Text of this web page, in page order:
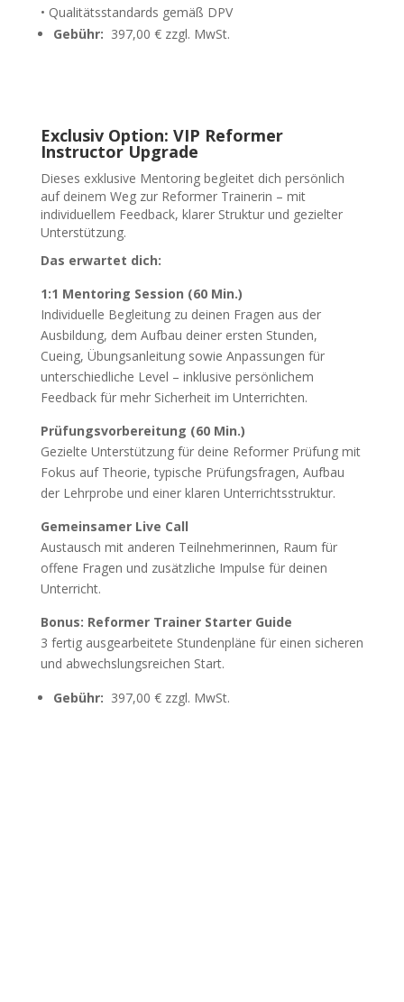
• Qualitätsstandards gemäß DPV
Gebühr: 397,00 € zzgl. MwSt.
Exclusiv Option: VIP Reformer
Instructor Upgrade
Dieses exklusive Mentoring begleitet dich persönlich
auf deinem Weg zur Reformer Trainerin – mit
individuellem Feedback, klarer Struktur und gezielter
Unterstützung.
Das erwartet dich:
1:1 Mentoring Session (60 Min.)
Individuelle Begleitung zu deinen Fragen aus der
Ausbildung, dem Aufbau deiner ersten Stunden,
Cueing, Übungsanleitung sowie Anpassungen für
unterschiedliche Level – inklusive persönlichem
Feedback für mehr Sicherheit im Unterrichten.
Prüfungsvorbereitung (60 Min.)
Gezielte Unterstützung für deine Reformer Prüfung mit
Fokus auf Theorie, typische Prüfungsfragen, Aufbau
der Lehrprobe und einer klaren Unterrichtsstruktur.
Gemeinsamer Live Call
Austausch mit anderen Teilnehmerinnen, Raum für
offene Fragen und zusätzliche Impulse für deinen
Unterricht.
Bonus: Reformer Trainer Starter Guide
3 fertig ausgearbeitete Stundenpläne für einen sicheren
und abwechslungsreichen Start.
Gebühr: 397,00 € zzgl. MwSt.